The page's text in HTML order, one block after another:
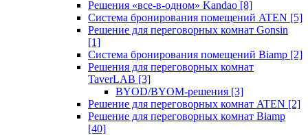
Решения «все-в-одном» Kandao [8]
Система бронирования помещений ATEN [5]
Решение для переговорных комнат Gonsin
[1]
Система бронирования помещений Biamp [2]
Решения для переговорных комнат
TaverLAB [3]
BYOD/BYOM-решения [3]
Решение для переговорных комнат ATEN [2]
Решение для переговорных комнат Biamp
[40]